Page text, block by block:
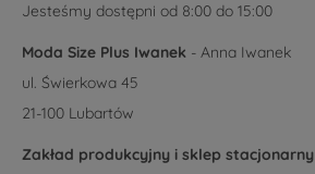
Jesteśmy dostępni od 8:00 do 15:00
Moda Size Plus Iwanek - Anna Iwanek
ul. Świerkowa 45
21-100 Lubartów
Zakład produkcyjny i sklep stacjonarny